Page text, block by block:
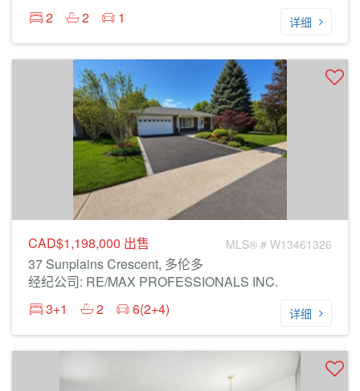
2
2 1 详细
CAD$1,198,000 出售 MLS® # W13461326
37 Sunplains Crescent, 多伦多
经纪公司: RE/MAX PROFESSIONALS INC.
3+1
2 6(2+4) 详细